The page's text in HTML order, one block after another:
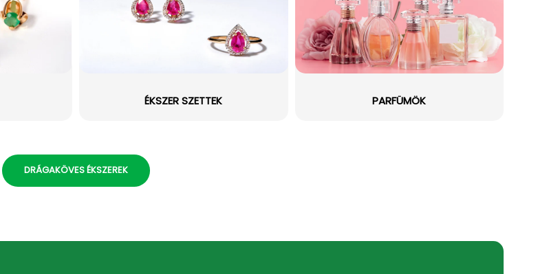
ÉKSZER SZETTEK PARFÜMÖK
DRÁGAKÖVES ÉKSZEREK